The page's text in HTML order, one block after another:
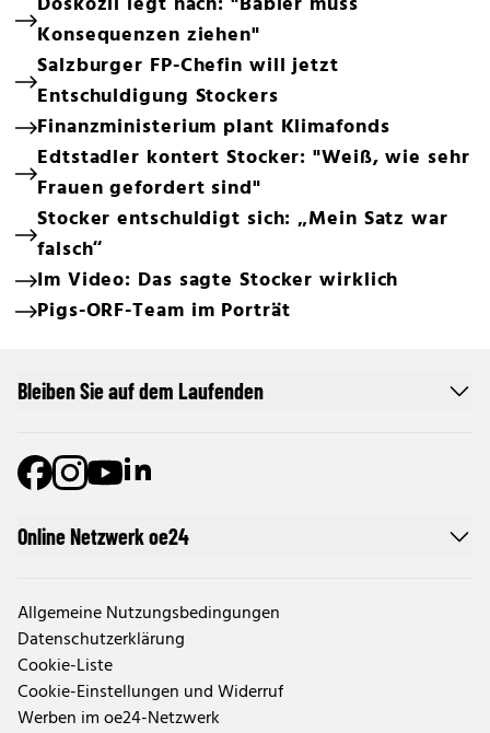
Konsequenzen ziehen"
Salzburger FP-Chefin will jetzt
Entschuldigung Stockers
Finanzministerium plant Klimafonds
Edtstadler kontert Stocker: "Weiß, wie sehr
Frauen gefordert sind"
Stocker entschuldigt sich: „Mein Satz war
falsch“
Im Video: Das sagte Stocker wirklich
Pigs-ORF-Team im Porträt
Online Netzwerk oe24
Allgemeine Nutzungsbedingungen
Datenschutzerklärung
Cookie-Liste
Cookie-Einstellungen und Widerruf
Werben im oe24-Netzwerk
Bleiben Sie auf dem Laufenden